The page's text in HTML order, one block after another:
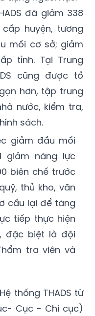
đã giảm 338
huyện, tương
mối cơ sở; giảm
tỉnh. Tại Trung
cũng được tổ
hơn, tập trung
nước, kiểm tra,
sách.
giảm đầu mối
giảm năng lực
biên chế trước
thủ kho, văn
cấu lại để tăng
tiếp thực hiện
đặc biệt là đội
tra viên và
thống THADS từ
Cục - Chi cục)